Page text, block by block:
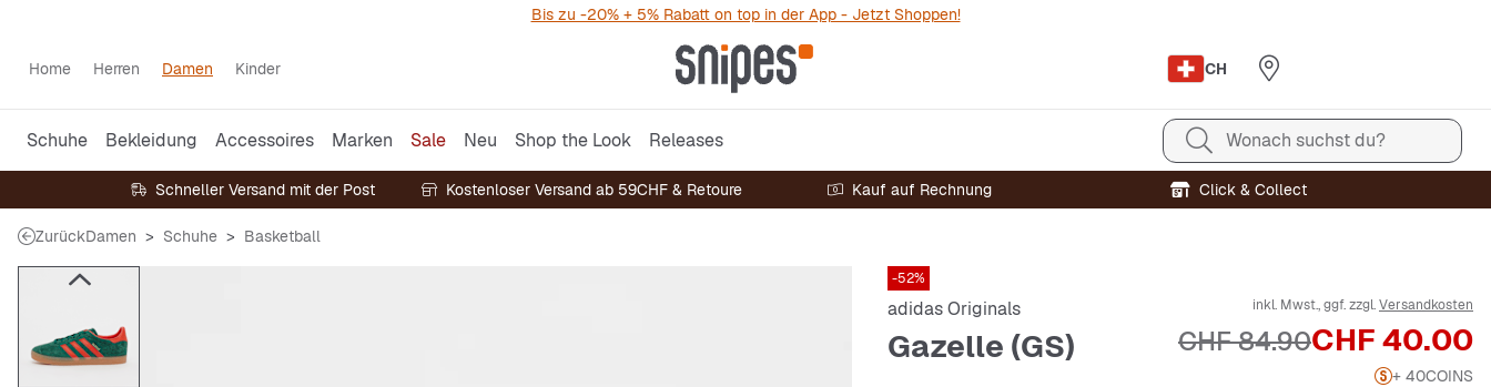
Bis zu -20% + 5% Rabatt on top in der App - Jetzt Shoppen!
Home Herren Damen Kinder CH
Schuhe Bekleidung Accessoires Marken Sale Neu Shop the Look Releases Wonach suchst du?
Schneller Versand mit der Post Kostenloser Versand ab 59CHF & Retoure Kauf auf Rechnung Click & Collect
ZurückDamen Schuhe Basketball
-52%
adidas Originals
Gazelle (GS)
inkl. Mwst., ggf. zzgl.Versandkosten
Preis
CHF 40.00
Originalpreis
CHF 84.90
+ 40COINS